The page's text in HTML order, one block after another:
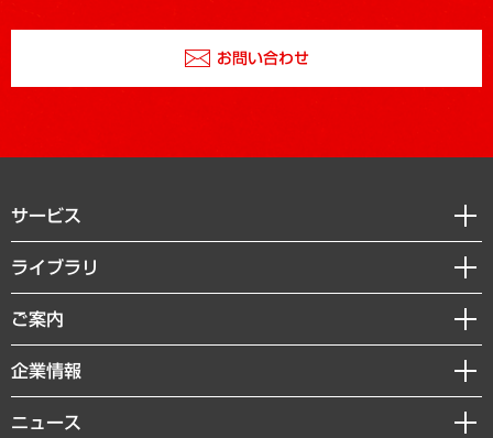
お問い合わせ
サービス
経営戦略
組織・人事戦略
デジタルイノベーション
共生・ダイバーシティ
ライブラリ
経済調査
レポート
コラム
ご案内
セミナー・イベント情報
MUFGビジネスセミナー
受託案件情報
企業情報
私たちの想い
ニュース